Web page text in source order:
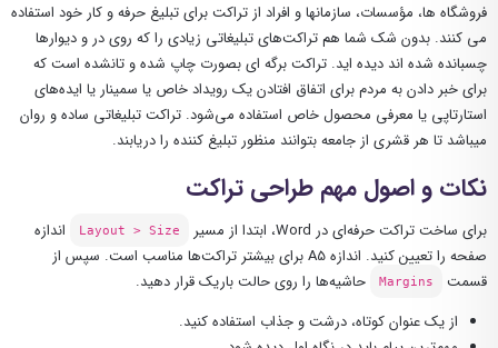
فروشگاه ها، مؤسسات، سازمانها و افراد از تراکت برای تبلیغ حرفه و کار خود استفاده
می کنند. بدون شک شما هم تراکت‌های تبلیغاتی زیادی را که روی در و دیوارها
چسبانده شده اند دیده اید. تراکت برگه‌ ای بصورت چاپ شده و تانشده است که
برای خبر دادن به مردم برای اتفاق افتادن یک رویداد خاص یا سمینار یا ایده‌های
استارتاپی یا معرفی محصول خاص استفاده می‌شود. تراکت تبلیغاتی ساده و روان
میباشد تا هر قشری از جامعه بتوانند منظور تبلیغ کننده را دریابند.
نکات و اصول مهم طراحی تراکت
برای ساخت تراکت حرفه‌ای در Word، ابتدا از مسیر Layout > Size
اندازه
صفحه را تعیین کنید. اندازه A5 برای بیشتر تراکت‌ها مناسب است. سپس از
قسمت
Margins
حاشیه‌ها را روی حالت باریک قرار دهید.
از یک عنوان کوتاه، درشت و جذاب استفاده کنید.